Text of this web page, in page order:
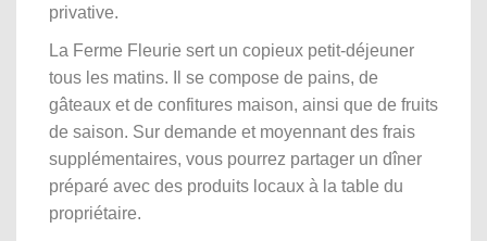
privative.
La Ferme Fleurie sert un copieux petit-déjeuner
tous les matins. Il se compose de pains, de
gâteaux et de confitures maison, ainsi que de fruits
de saison. Sur demande et moyennant des frais
supplémentaires, vous pourrez partager un dîner
préparé avec des produits locaux à la table du
propriétaire.